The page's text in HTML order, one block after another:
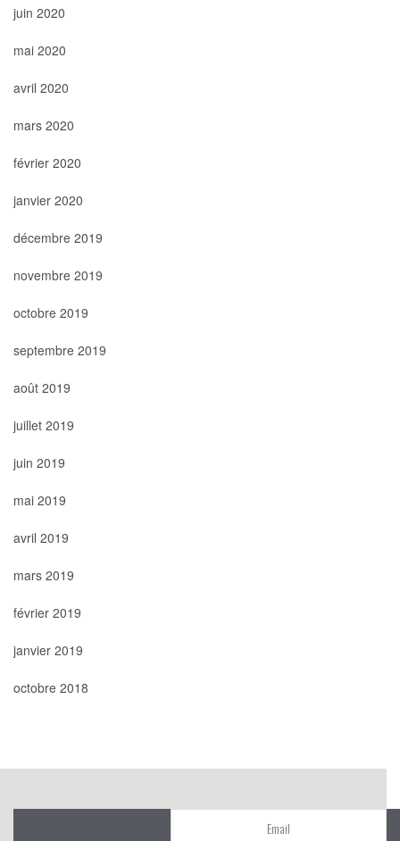
juin 2020
mai 2020
avril 2020
mars 2020
février 2020
janvier 2020
décembre 2019
novembre 2019
octobre 2019
septembre 2019
août 2019
juillet 2019
juin 2019
mai 2019
avril 2019
mars 2019
février 2019
janvier 2019
octobre 2018